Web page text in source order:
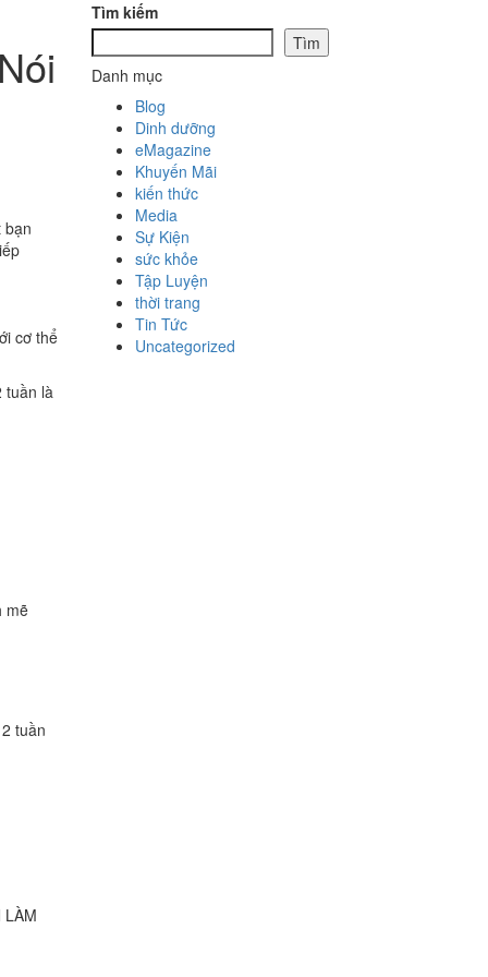
bạn
cơ thể
tuần là
mẽ
tuần
LÀM
Tìm kiếm
Tìm
Danh mục
Blog
Dinh dưỡng
eMagazine
Khuyến Mãi
kiến thức
Media
Sự Kiện
sức khỏe
Tập Luyện
thời trang
Tin Tức
Uncategorized